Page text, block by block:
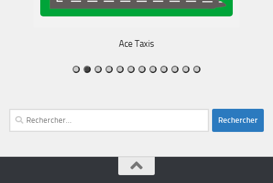
Ace Taxis
Rechercher :